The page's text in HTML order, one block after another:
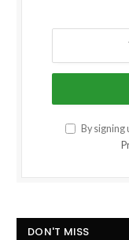
By signing
DON'T MISS